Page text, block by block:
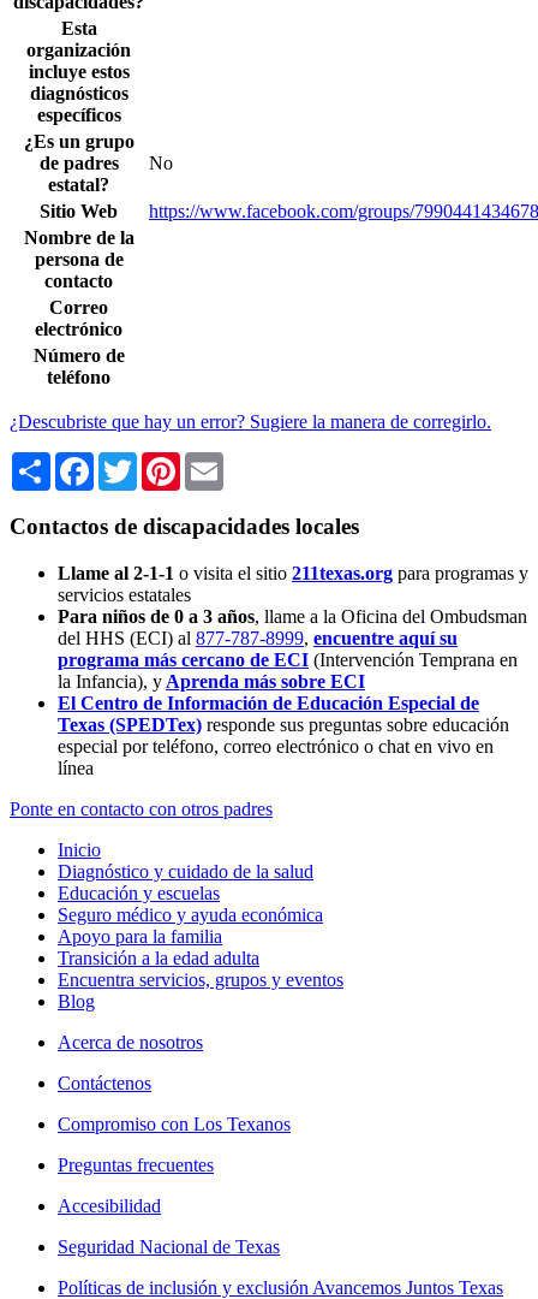
Esta
organización
incluye estos
diagnósticos
específicos
¿Es un grupo
de padres
estatal?
No
Sitio Web
https://www.facebook.com/groups/
Nombre de la
persona de
contacto
Correo
electrónico
Número de
teléfono
¿Descubriste que hay un error? Sugiere la manera de corregirlo.
Share Facebook
TwitterPinterest
Contactos de discapacidades locales
Llame al 2-1-1 o visita el sitio 211texas.org para programas y
servicios estatales
Para niños de 0 a 3 años, llame a la Oficina del Ombudsman
del HHS (ECI) al 877-787-8999, encuentre aquí su
programa más cercano de ECI (Intervención Temprana en
la Infancia), y Aprenda más sobre ECI
El Centro de Información de Educación Especial de
Texas (SPEDTex) responde sus preguntas sobre educación
especial por teléfono, correo electrónico o chat en vivo en
línea
Ponte en contacto con otros padres
Inicio
Diagnóstico y cuidado de la salud
Educación y escuelas
Seguro médico y ayuda económica
Apoyo para la familia
Transición a la edad adulta
Encuentra servicios, grupos y eventos
Blog
Acerca de nosotros
Contáctenos
Compromiso con Los Texanos
Preguntas frecuentes
Accesibilidad
Seguridad Nacional de Texas
Políticas de inclusión y exclusión Avancemos Juntos Texas